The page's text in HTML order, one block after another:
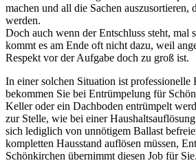
machen und all die Sachen auszusortieren,
werden.
Doch auch wenn der Entschluss steht, mal
kommt es am Ende oft nicht dazu, weil
Respekt vor der Aufgabe doch zu groß ist.
In einer solchen Situation ist
bekommen Sie bei Entrümpelung für
Keller oder ein Dachboden entrümpelt
zur Stelle, wie bei einer
sich lediglich von unnötigem Ballast
kompletten Hausstand auflösen müssen,
Schönkirchen übernimmt diesen Job für Sie.